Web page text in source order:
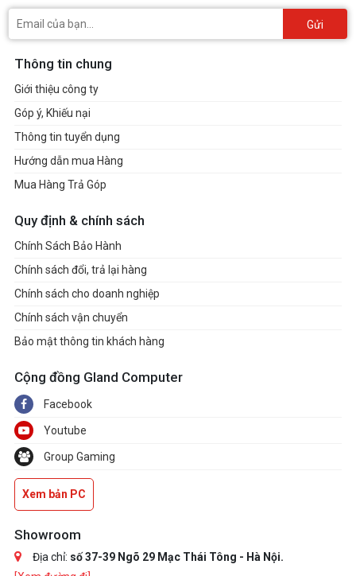
Gửi
Thông tin chung
Giới thiệu công ty
Góp ý, Khiếu nại
Thông tin tuyển dụng
Hướng dẫn mua Hàng
Mua Hàng Trả Góp
Quy định & chính sách
Chính Sách Bảo Hành
Chính sách đổi, trả lại hàng
Chính sách cho doanh nghiệp
Chính sách vận chuyển
Bảo mật thông tin khách hàng
Cộng đồng Gland Computer
Facebook
Youtube
Group Gaming
Xem bản PC
Showroom
Địa chỉ: số 37-39 Ngõ 29 Mạc Thái Tông - Hà Nội.